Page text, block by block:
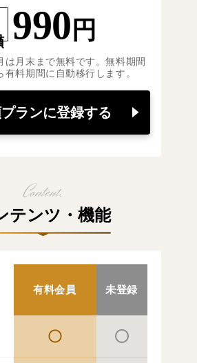
990 円
は月末まで無料です。無料期間
有料期間に自動移行します。
プランに登録する
テンツ・機能
有料会員 未登録